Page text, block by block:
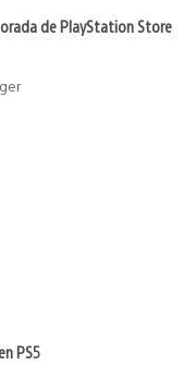
de PlayStation Store
PS5